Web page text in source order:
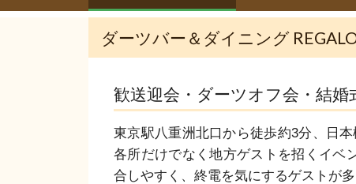
ダーツバー＆ダイニング
歓送迎会・ダーツオフ会・結婚
東京駅八重洲北口から徒歩約3分、日
各所だけでなく地方ゲストを招くイベ
合しやすく、終電を気にするゲストが